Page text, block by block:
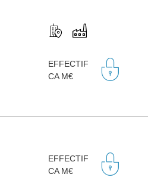
EFFECTIF
CA M€
EFFECTIF
CA M€